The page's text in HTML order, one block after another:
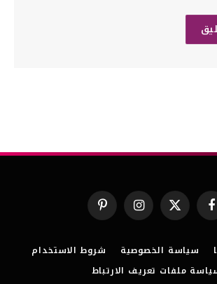
فيسبوك X
(Twitter)
الانستغرامبينتيريست
سياسة الخصوصية
شروط الاستخدام
ملفات تعريف الارتباط